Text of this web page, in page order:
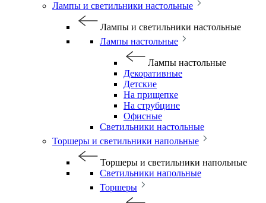
Лампы и светильники настольные
Лампы и светильники настольные
Лампы настольные
Лампы настольные
Декоративные
Детские
На прищепке
На струбцине
Офисные
Светильники настольные
Торшеры и светильники напольные
Торшеры и светильники напольные
Светильники напольные
Торшеры